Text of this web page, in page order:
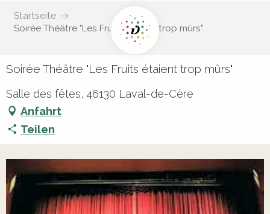
Startseite
Soirée Théâtre "Les Fruits étaient trop mûrs"
Soirée Théâtre "Les Fruits étaient trop mûrs"
Salle des fêtes, 46130 Laval-de-Cère
Anfahrt
Teilen